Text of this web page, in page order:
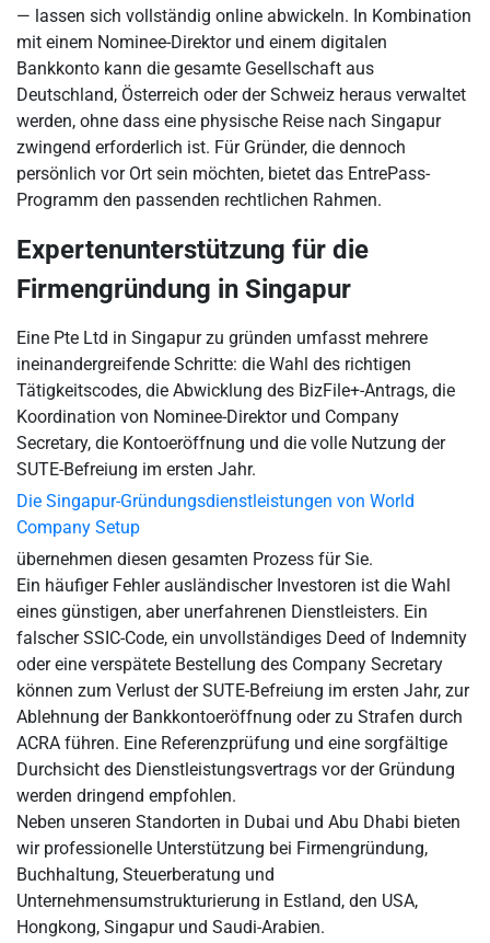
— lassen sich vollständig online abwickeln. In Kombination
mit einem Nominee-Direktor und einem digitalen
Bankkonto kann die gesamte Gesellschaft aus
Deutschland, Österreich oder der Schweiz heraus verwaltet
werden, ohne dass eine physische Reise nach Singapur
zwingend erforderlich ist. Für Gründer, die dennoch
persönlich vor Ort sein möchten, bietet das EntrePass-
Programm den passenden rechtlichen Rahmen.
Expertenunterstützung für die
Firmengründung in Singapur
Eine Pte Ltd in Singapur zu gründen umfasst mehrere
ineinandergreifende Schritte: die Wahl des richtigen
Tätigkeitscodes, die Abwicklung des BizFile+-Antrags, die
Koordination von Nominee-Direktor und Company
Secretary, die Kontoeröffnung und die volle Nutzung der
SUTE-Befreiung im ersten Jahr.
Die Singapur-Gründungsdienstleistungen von World
Company Setup
übernehmen diesen gesamten Prozess für Sie.
Ein häufiger Fehler ausländischer Investoren ist die Wahl
eines günstigen, aber unerfahrenen Dienstleisters. Ein
falscher SSIC-Code, ein unvollständiges Deed of Indemnity
oder eine verspätete Bestellung des Company Secretary
können zum Verlust der SUTE-Befreiung im ersten Jahr, zur
Ablehnung der Bankkontoeröffnung oder zu Strafen durch
ACRA führen. Eine Referenzprüfung und eine sorgfältige
Durchsicht des Dienstleistungsvertrags vor der Gründung
werden dringend empfohlen.
Neben unseren Standorten in Dubai und Abu Dhabi bieten
wir professionelle Unterstützung bei Firmengründung,
Buchhaltung, Steuerberatung und
Unternehmensumstrukturierung in Estland, den USA,
Hongkong, Singapur und Saudi-Arabien.